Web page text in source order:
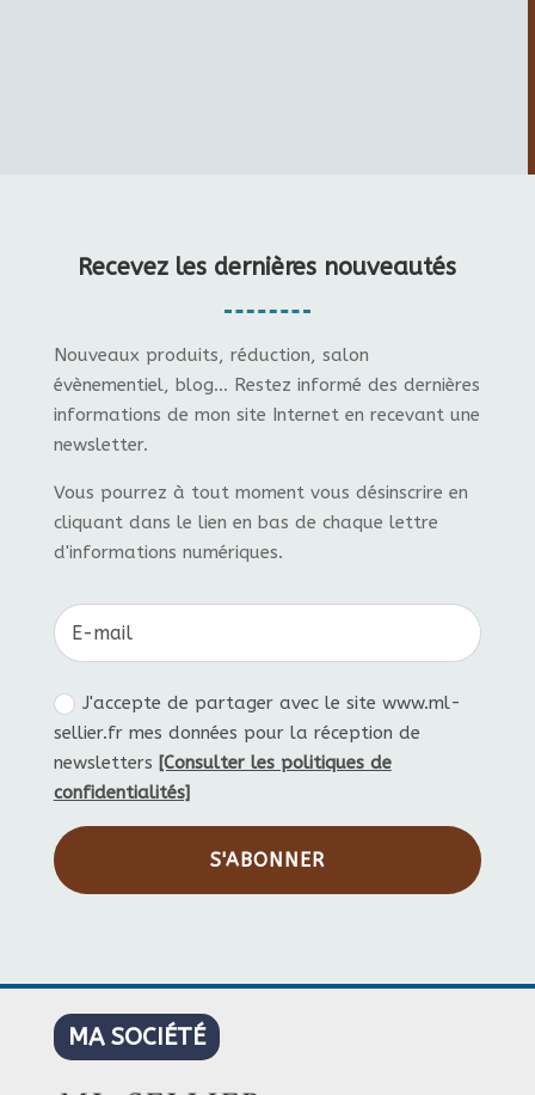
Recevez les dernières nouveautés
Nouveaux produits, réduction, salon
évènementiel, blog... Restez informé des dernières
informations de mon site Internet en recevant une
newsletter.
Vous pourrez à tout moment vous désinscrire en
cliquant dans le lien en bas de chaque lettre
d'informations numériques.
J'accepte de partager avec le site www.ml-
sellier.fr mes données pour la réception de
newsletters [Consulter les politiques de
confidentialités]
S'ABONNER
MA SOCIÉTÉ